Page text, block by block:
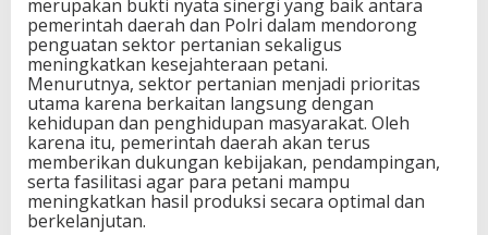
n
g
a
n
p
a
d
a
P
a
n
merupakan bukti nyata sinergi yang baik antara
pemerintah daerah dan Polri dalam mendorong
penguatan sektor pertanian sekaligus
meningkatkan kesejahteraan petani.
Menurutnya, sektor pertanian menjadi prioritas
utama karena berkaitan langsung dengan
kehidupan dan penghidupan masyarakat. Oleh
karena itu, pemerintah daerah akan terus
memberikan dukungan kebijakan, pendampingan,
serta fasilitasi agar para petani mampu
meningkatkan hasil produksi secara optimal dan
berkelanjutan.